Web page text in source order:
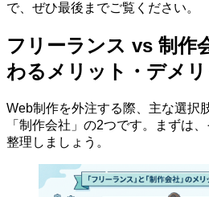
で、ぜひ最後までご覧ください。
フリーランス vs 制作
わるメリット・デメリ
Web制作を外注する際、主な選択
「制作会社」の2つです。まずは
整理しましょう。